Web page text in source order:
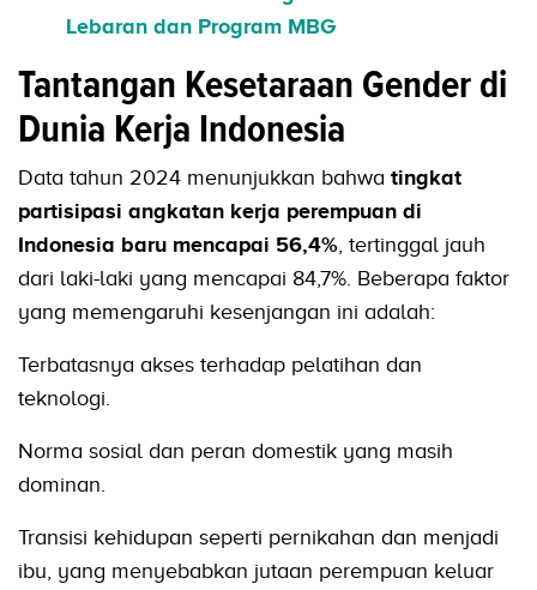
Lebaran dan Program MBG
Tantangan Kesetaraan Gender di
Dunia Kerja Indonesia
Data tahun 2024 menunjukkan bahwa tingkat
partisipasi angkatan kerja perempuan di
Indonesia baru mencapai 56,4% , tertinggal jauh
dari laki-laki yang mencapai 84,7%. Beberapa faktor
yang memengaruhi kesenjangan ini adalah:
Terbatasnya akses terhadap pelatihan dan
teknologi.
Norma sosial dan peran domestik yang masih
dominan.
Transisi kehidupan seperti pernikahan dan menjadi
ibu, yang menyebabkan jutaan perempuan keluar